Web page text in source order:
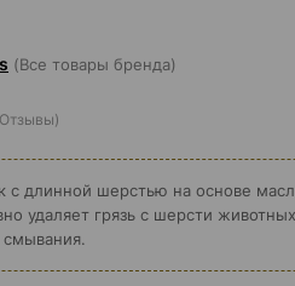
(Все товары бренда)
с длинной шерстью на основе
удаляет грязь с шерсти